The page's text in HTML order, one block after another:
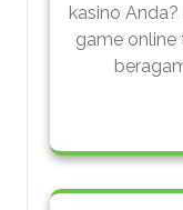
kasino
game online